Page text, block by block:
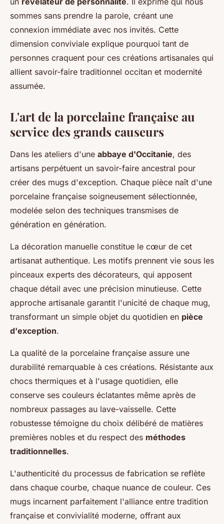
sommes sans prendre la parole, créant une
connexion immédiate avec nos invités. Cette
dimension conviviale explique pourquoi tant de
personnes craquent pour ces créations artisanales qui
allient savoir-faire traditionnel occitan et modernité
assumée.
L'art de la porcelaine française au
service des grands causeurs
Dans les ateliers d'une abbaye d'Occitanie, des
artisans perpétuent un savoir-faire ancestral pour
créer des mugs d'exception. Chaque pièce naît d'une
porcelaine française soigneusement sélectionnée,
modelée selon des techniques transmises de
génération en génération.
La décoration manuelle constitue le cœur de cet
artisanat authentique. Les motifs prennent vie sous les
pinceaux experts des décorateurs, qui apposent
chaque détail avec une précision minutieuse. Cette
approche artisanale garantit l'unicité de chaque mug,
transformant un simple objet du quotidien en pièce
d'exception.
La qualité de la porcelaine française assure une
durabilité remarquable à ces créations. Résistante aux
chocs thermiques et à l'usage quotidien, elle
conserve ses couleurs éclatantes même après de
nombreux passages au lave-vaisselle. Cette
robustesse témoigne du choix délibéré de matières
premières nobles et du respect des méthodes
traditionnelles.
L'authenticité du processus de fabrication se reflète
dans chaque courbe, chaque nuance de couleur. Ces
mugs incarnent parfaitement l'alliance entre tradition
française et convivialité moderne, offrant aux